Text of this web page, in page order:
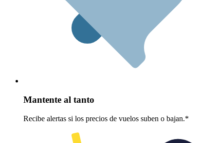
Mantente al tanto
Recibe alertas si los precios de vuelos suben o bajan.*